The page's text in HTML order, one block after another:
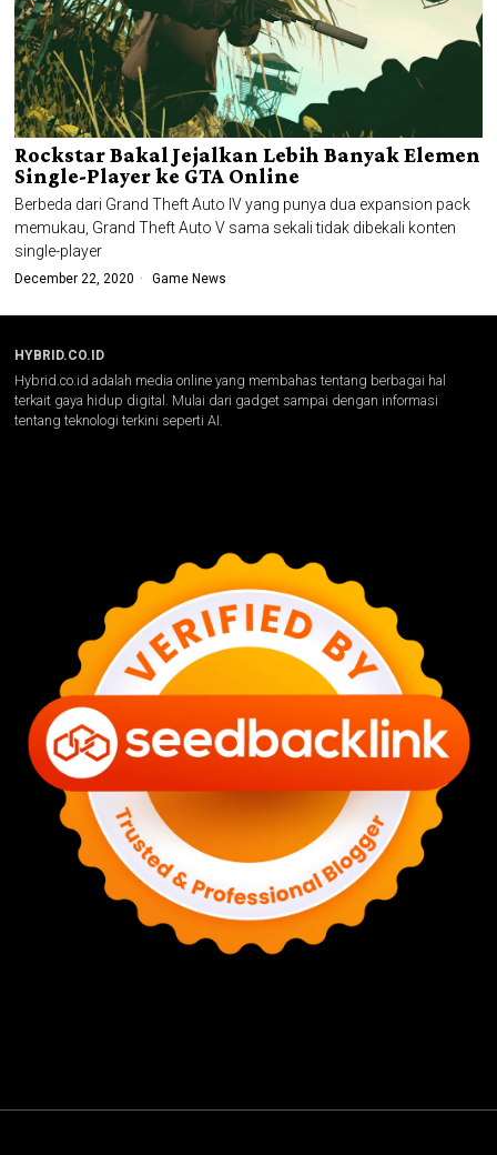
Rockstar Bakal Jejalkan Lebih Banyak Elemen
Single-Player ke GTA Online
Berbeda dari Grand Theft Auto IV yang punya dua expansion pack
memukau, Grand Theft Auto V sama sekali tidak dibekali konten
single-player
December 22, 2020 Game News
HYBRID.CO.ID
Hybrid.co.id adalah media online yang membahas tentang berbagai hal
terkait gaya hidup digital. Mulai dari gadget sampai dengan informasi
tentang teknologi terkini seperti AI.